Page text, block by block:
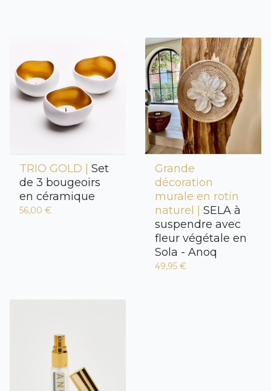
TRIO GOLD | Set
de 3 bougeoirs
en céramique
56,00 €
Grande
décoration
murale en rotin
naturel | SELA à
suspendre avec
fleur végétale en
Sola - Anoq
49,95 €